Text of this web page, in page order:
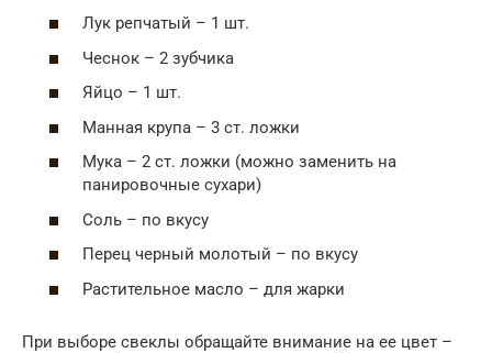
Лук репчатый – 1 шт.
Чеснок – 2 зубчика
Яйцо – 1 шт.
Манная крупа – 3 ст. ложки
Мука – 2 ст. ложки (можно заменить на
панировочные сухари)
Соль – по вкусу
Перец черный молотый – по вкусу
Растительное масло – для жарки
При выборе свеклы обращайте внимание на ее цвет –